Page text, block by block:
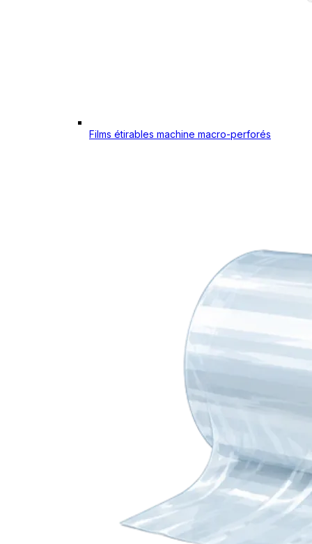
Films étirables machine macro-perforés